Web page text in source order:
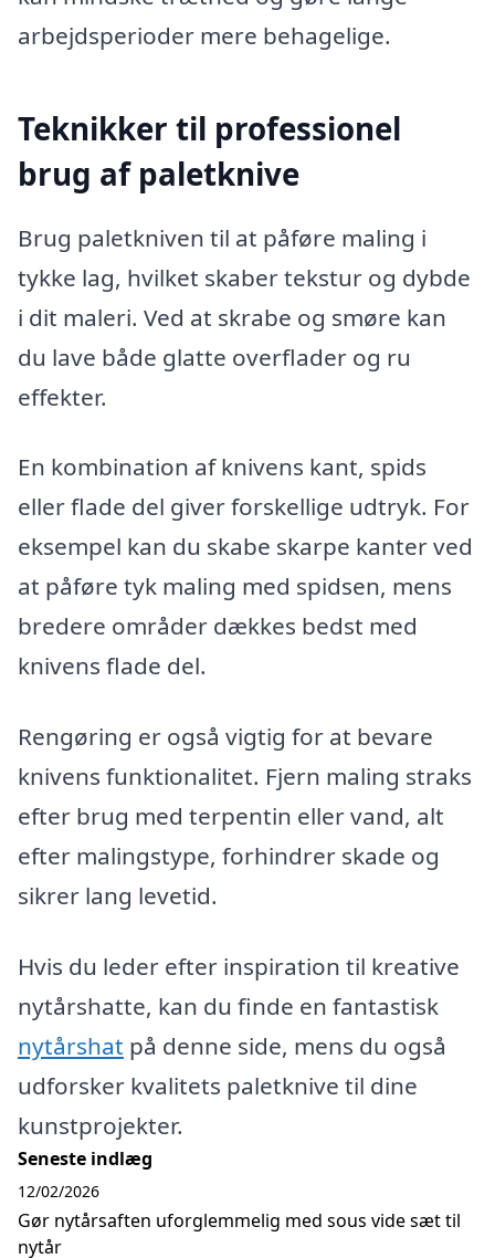
arbejdsperioder mere behagelige.
Teknikker til professionel
brug af paletknive
Brug paletkniven til at påføre maling i
tykke lag, hvilket skaber tekstur og dybde
i dit maleri. Ved at skrabe og smøre kan
du lave både glatte overflader og ru
effekter.
En kombination af knivens kant, spids
eller flade del giver forskellige udtryk. For
eksempel kan du skabe skarpe kanter ved
at påføre tyk maling med spidsen, mens
bredere områder dækkes bedst med
knivens flade del.
Rengøring er også vigtig for at bevare
knivens funktionalitet. Fjern maling straks
efter brug med terpentin eller vand, alt
efter malingstype, forhindrer skade og
sikrer lang levetid.
Hvis du leder efter inspiration til kreative
nytårshatte, kan du finde en fantastisk
nytårshat på denne side, mens du også
udforsker kvalitets paletknive til dine
kunstprojekter.
Seneste indlæg
Gør nytårsaften uforglemmelig med sous vide sæt til
nytår
12/02/2026